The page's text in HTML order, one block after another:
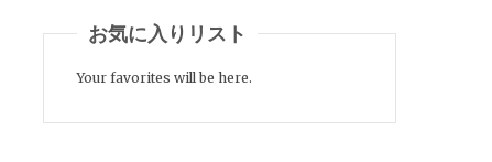
お気に入りリスト
Your favorites will be here.